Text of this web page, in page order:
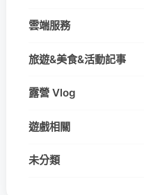
雲端服務
旅遊&美食&活動記事
露營 Vlog
遊戲相關
未分類